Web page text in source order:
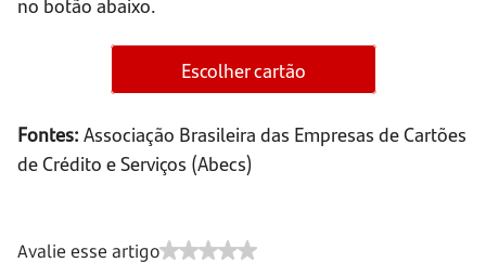
Escolher cartão
Fontes: Associação Brasileira das Empresas de Cartões
de Crédito e Serviços (Abecs)
Avalie esse artigo